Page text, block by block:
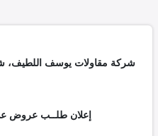
شركة مقاولات يوسف اللطيف،
إعلان طلــب عروض عدد 02/2026 /بـيع عقــــــــار/